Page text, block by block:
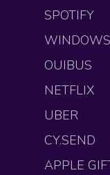
SPOTIFY
WINDOWS
OUIBUS
NETFLIX
UBER
CY.SEND
APPLE